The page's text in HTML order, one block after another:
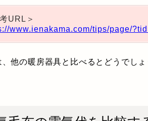
URL＞
www.ienakama.com/tips/page/
、他の暖房器具と比べるとどうでし